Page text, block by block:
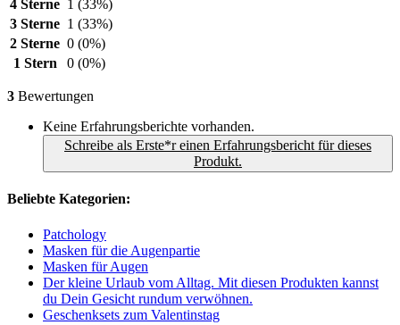
4 Sterne 1 (33%)
3 Sterne 1 (33%)
2 Sterne 0 (0%)
1 Stern
0 (0%)
3 Bewertungen
Keine Erfahrungsberichte vorhanden.
Schreibe als Erste*r einen Erfahrungsbericht für dieses
Produkt.
Beliebte Kategorien:
Patchology
Masken für die Augenpartie
Masken für Augen
Der kleine Urlaub vom Alltag. Mit diesen Produkten kannst
du Dein Gesicht rundum verwöhnen.
Geschenksets zum Valentinstag